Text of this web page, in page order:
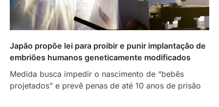
Japão propõe lei para proibir e punir implantação de
embriões humanos geneticamente modificados
Medida busca impedir o nascimento de “bebês
projetados” e prevê penas de até 10 anos de prisão